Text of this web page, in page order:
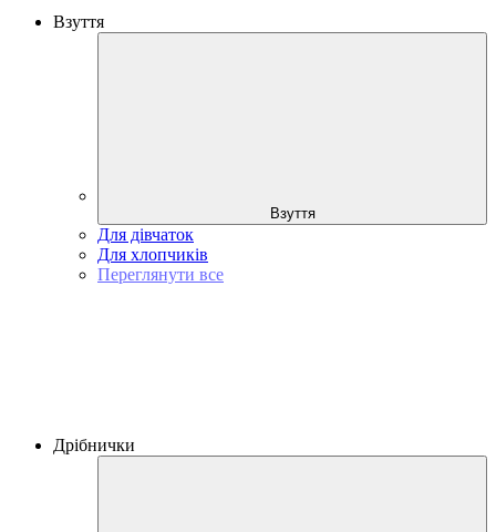
Взуття
Взуття
Для дівчаток
Для хлопчиків
Переглянути все
Дрібнички